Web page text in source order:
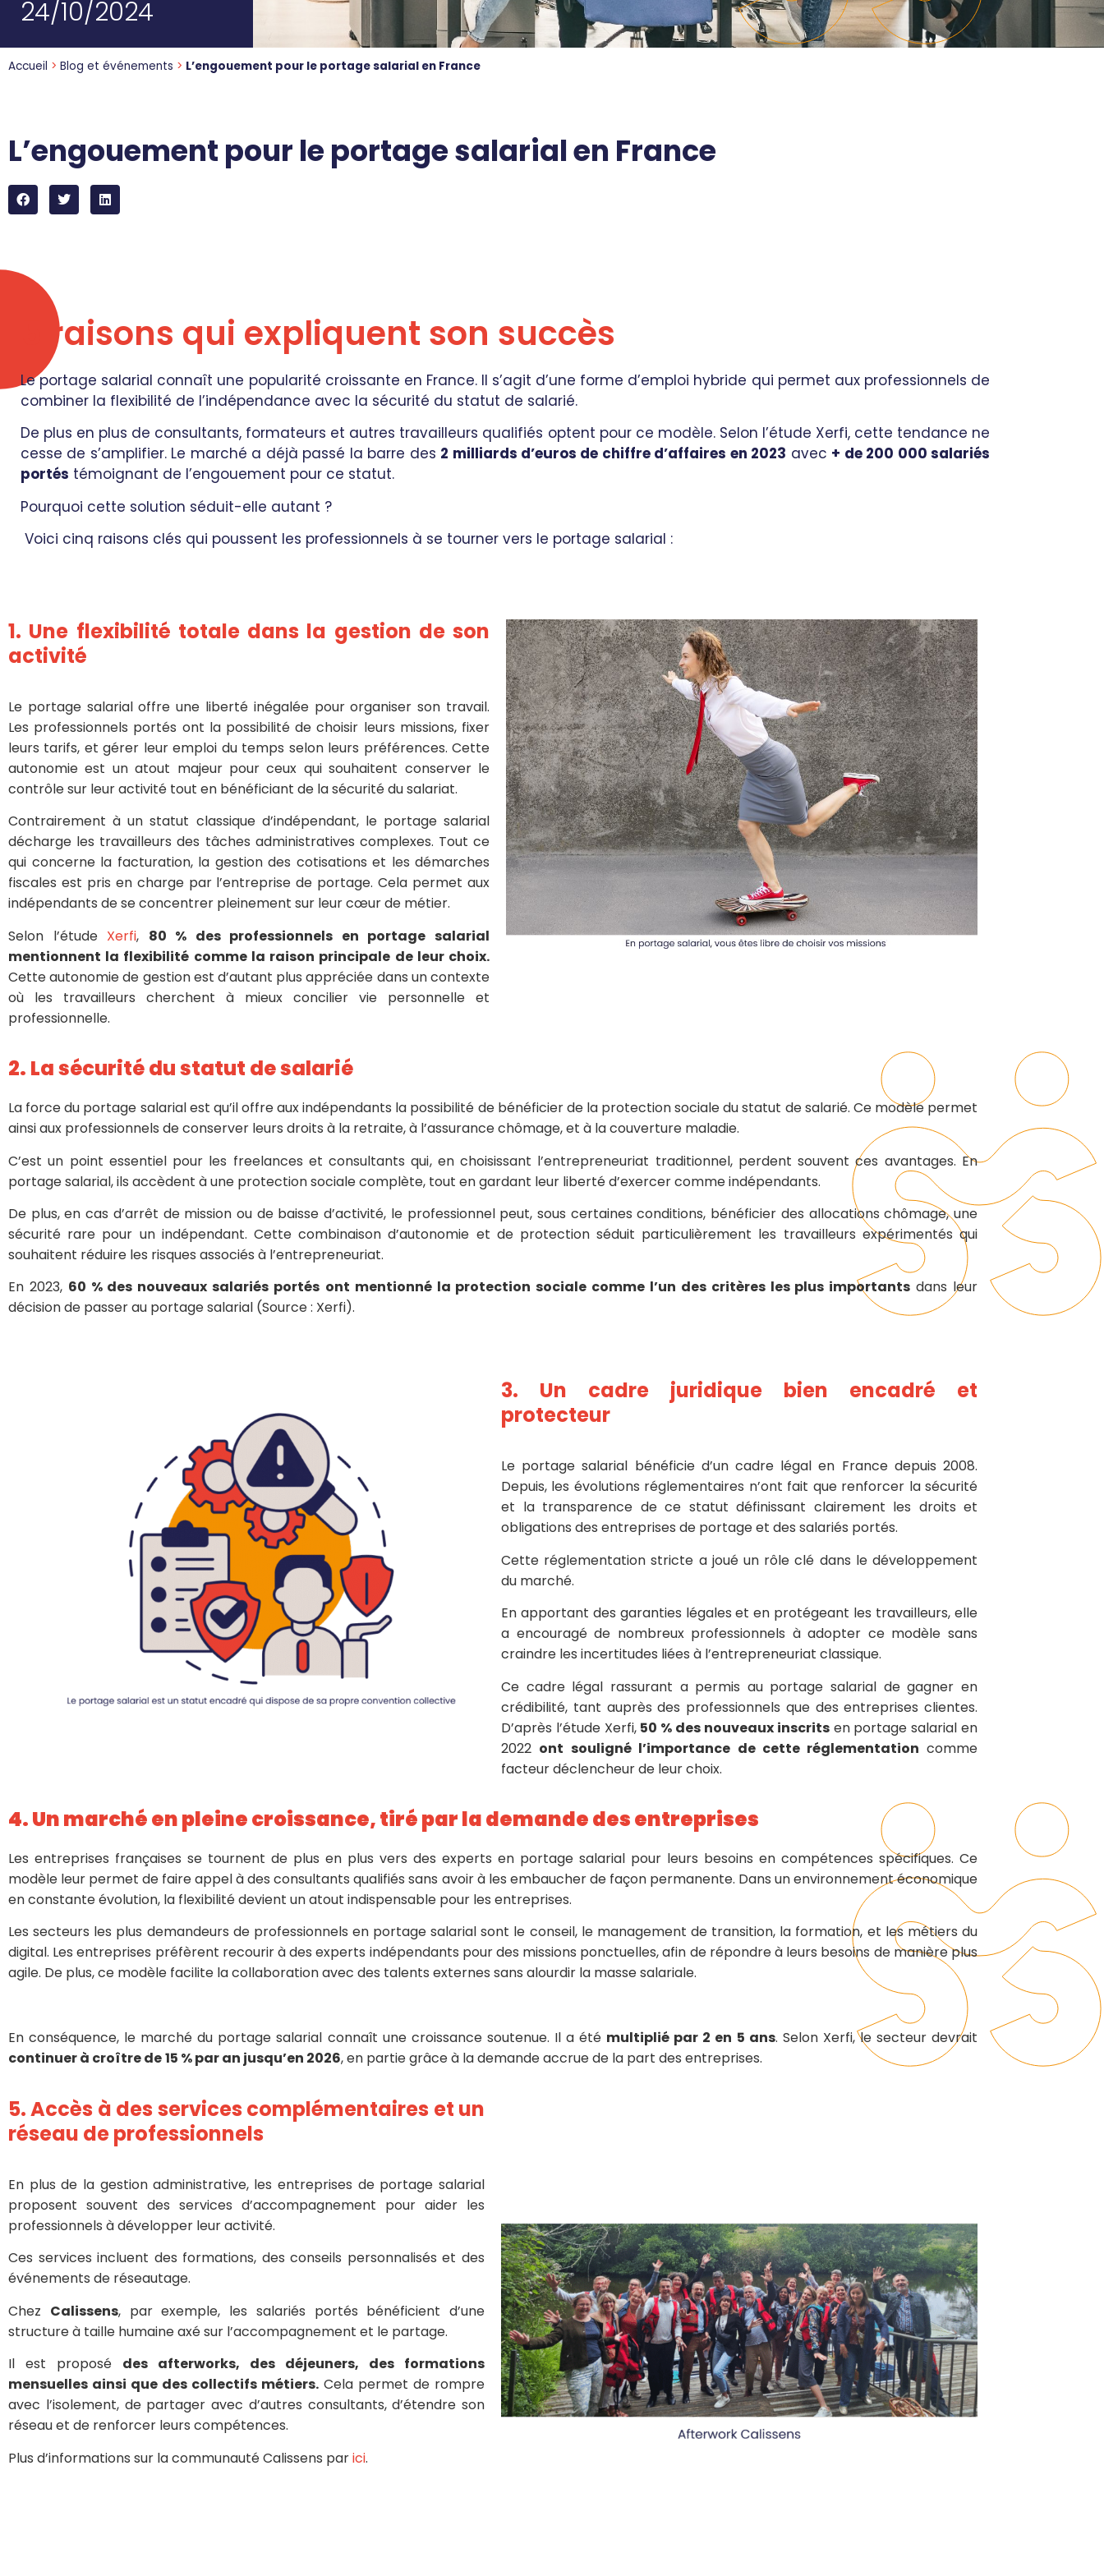
administratives
Booster mon
transition
Auditer mon
24/10/2024
Accueil > Blog et événements > L’engouement pour le portage salarial en France
L’engouement pour le portage salarial en France
5 raisons qui expliquent son succès
Le portage salarial connaît une popularité croissante en France. Il s’agit d’une forme d’emploi hybride qui permet aux professionnels de
combiner la flexibilité de l’indépendance avec la sécurité du statut de salarié.
De plus en plus de consultants, formateurs et autres travailleurs qualifiés optent pour ce modèle. Selon l’étude Xerfi, cette tendance ne
cesse de s’amplifier. Le marché a déjà passé la barre des 2 milliards d’euros de chiffre d’affaires en 2023 avec + de 200 000 salariés
portés témoignant de l’engouement pour ce statut.
Pourquoi cette solution séduit-elle autant ?
Voici cinq raisons clés qui poussent les professionnels à se tourner vers le portage salarial :
1. Une flexibilité totale dans la gestion de son
activité
Le portage salarial offre une liberté inégalée pour organiser son travail.
Les professionnels portés ont la possibilité de choisir leurs missions, fixer
leurs tarifs, et gérer leur emploi du temps selon leurs préférences. Cette
autonomie est un atout majeur pour ceux qui souhaitent conserver le
contrôle sur leur activité tout en bénéficiant de la sécurité du salariat.
Contrairement à un statut classique d’indépendant, le portage salarial
décharge les travailleurs des tâches administratives complexes. Tout ce
qui concerne la facturation, la gestion des cotisations et les démarches
fiscales est pris en charge par l’entreprise de portage. Cela permet aux
indépendants de se concentrer pleinement sur leur cœur de métier.
Selon l’étude Xerfi, 80 % des professionnels en portage salarial
mentionnent la flexibilité comme la raison principale de leur choix.
Cette autonomie de gestion est d’autant plus appréciée dans un contexte
où les travailleurs cherchent à mieux concilier vie personnelle et
professionnelle.
2. La sécurité du statut de salarié
La force du portage salarial est qu’il offre aux indépendants la possibilité de bénéficier de la protection sociale du statut de salarié. Ce modèle permet
ainsi aux professionnels de conserver leurs droits à la retraite, à l’assurance chômage, et à la couverture maladie.
C’est un point essentiel pour les freelances et consultants qui, en choisissant l’entrepreneuriat traditionnel, perdent souvent ces avantages. En
portage salarial, ils accèdent à une protection sociale complète, tout en gardant leur liberté d’exercer comme indépendants.
De plus, en cas d’arrêt de mission ou de baisse d’activité, le professionnel peut, sous certaines conditions, bénéficier des allocations chômage, une
sécurité rare pour un indépendant. Cette combinaison d’autonomie et de protection séduit particulièrement les travailleurs expérimentés qui
souhaitent réduire les risques associés à l’entrepreneuriat.
En 2023, 60 % des nouveaux salariés portés ont mentionné la protection sociale comme l’un des critères les plus importants dans leur
décision de passer au portage salarial (Source : Xerfi).
3. Un cadre juridique bien encadré et
protecteur
Le portage salarial bénéficie d’un cadre légal en France depuis 2008.
Depuis, les évolutions réglementaires n’ont fait que renforcer la sécurité
et la transparence de ce statut définissant clairement les droits et
obligations des entreprises de portage et des salariés portés.
Cette réglementation stricte a joué un rôle clé dans le développement
du marché.
En apportant des garanties légales et en protégeant les travailleurs, elle
a encouragé de nombreux professionnels à adopter ce modèle sans
craindre les incertitudes liées à l’entrepreneuriat classique.
Ce cadre légal rassurant a permis au portage salarial de gagner en
crédibilité, tant auprès des professionnels que des entreprises clientes.
D’après l’étude Xerfi, 50 % des nouveaux inscritsen portage salarial en
2022 ont souligné l’importance de cette réglementation comme
facteur déclencheur de leur choix.
4. Un marché en pleinecroissance, tiré par la demande des entreprises
Les entreprises françaises se tournent de plus en plus vers des experts en portage salarial pour leurs besoins en compétences spécifiques. Ce
modèle leur permet de faire appel à des consultants qualifiés sans avoir à les embaucher de façon permanente. Dans un environnement économique
en constante évolution, la flexibilité devient un atout indispensable pour les entreprises.
Les secteurs les plus demandeurs de professionnels en portage salarial sont le conseil, le management de transition, la formation, et les métiers du
digital. Les entreprises préfèrent recourir à des experts indépendants pour des missions ponctuelles, afin de répondre à leurs besoins de manière plus
agile. De plus, ce modèle facilite la collaboration avec des talents externes sans alourdir la masse salariale.
En conséquence, le marché du portage salarial connaît une croissance soutenue. Il a été multiplié par 2 en 5 ans. Selon Xerfi, le secteur devrait
continuer à croître de15 % par an jusqu’en 2026, en partie grâce à la demande accrue de la part des entreprises.
5. Accès à des services complémentaires et un
réseau de professionnels
En plus de la gestion administrative, les entreprises de portage salarial
proposent souvent des services d’accompagnement pour aider les
professionnels à développer leur activité.
Ces services incluent des formations, des conseils personnalisés et des
événements de réseautage.
Chez Calissens, par exemple, les salariés portés bénéficient d’une
structure à taille humaine axé sur l’accompagnement et le partage.
Il est proposé des afterworks, des déjeuners, des formations
mensuelles ainsi que des collectifs métiers. Cela permet de rompre
avec l’isolement, de partager avec d’autres consultants, d’étendre son
réseau et de renforcer leurs compétences.
Plus d’informations sur la communauté Calissens parici.